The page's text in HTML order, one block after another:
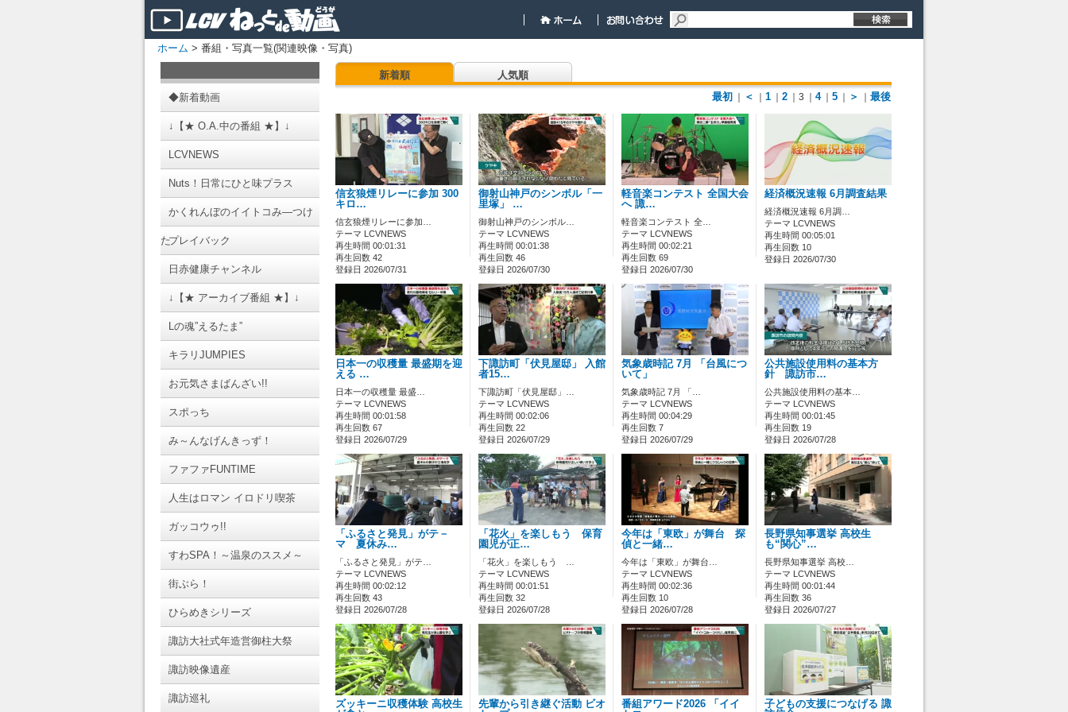
ホーム > 番組・写真一覧(関連映像・写真)
◆新着動画
↓【★ O.A.中の番組 ★】↓
LCVNEWS
Nuts！日常にひと味プラス
かくれんぼのイイトコみ―つけ
たプレイバック
日赤健康チャンネル
↓【★ アーカイブ番組 ★】↓
Lの魂”えるたま”
キラリJUMPIES
お元気さまばんざい!!
スポっち
み～んなげんきっず！
ファファFUNTIME
人生はロマン イロドリ喫茶
ガッコウゥ!!
すわSPA！～温泉のススメ～
街ぶら！
ひらめきシリーズ
諏訪大社式年造営御柱大祭
諏訪映像遺産
諏訪巡礼
新着順
人気順
最初
＜ 1 2 ｜3 4 5 ＞ 最後
信玄狼煙リレーに参加 300
キロ…
信玄狼煙リレーに参加…
テーマ LCVNEWS
再生時間 00:01:31
再生回数 42
登録日 2026/07/31
御射山神戸のシンボル「一
里塚」 …
御射山神戸のシンボル…
テーマ LCVNEWS
再生時間 00:01:38
再生回数 46
登録日 2026/07/30
軽音楽コンテスト 全国大会
へ 諏…
軽音楽コンテスト 全…
テーマ LCVNEWS
再生時間 00:02:21
再生回数 69
登録日 2026/07/30
経済概況速報 6月調査結果
経済概況速報 6月調…
テーマ LCVNEWS
再生時間 00:05:01
再生回数 10
登録日 2026/07/30
日本一の収穫量 最盛期を迎
える …
日本一の収穫量 最盛…
テーマ LCVNEWS
再生時間 00:01:58
再生回数 67
登録日 2026/07/29
下諏訪町「伏見屋邸」 入館
者15…
下諏訪町「伏見屋邸」…
テーマ LCVNEWS
再生時間 00:02:06
再生回数 22
登録日 2026/07/29
気象歳時記 7月 「台風につ
いて」
気象歳時記 7月 「…
テーマ LCVNEWS
再生時間 00:04:29
再生回数 7
登録日 2026/07/29
公共施設使用料の基本方
針 諏訪市…
公共施設使用料の基本…
テーマ LCVNEWS
再生時間 00:01:45
再生回数 19
登録日 2026/07/28
「ふるさと発見」がテ－
マ 夏休み…
「ふるさと発見」がテ…
テーマ LCVNEWS
再生時間 00:02:12
再生回数 43
登録日 2026/07/28
「花火」を楽しもう 保育
園児が正…
「花火」を楽しもう …
テーマ LCVNEWS
再生時間 00:01:51
再生回数 32
登録日 2026/07/28
今年は「東欧」が舞台 探
偵と一緒…
今年は「東欧」が舞台…
テーマ LCVNEWS
再生時間 00:02:36
再生回数 10
登録日 2026/07/28
長野県知事選挙 高校生
も“関心”…
長野県知事選挙 高校…
テーマ LCVNEWS
再生時間 00:01:44
再生回数 36
登録日 2026/07/27
ズッキーニ収穫体験 高校生
先輩から引き継ぐ活動 ビオ
番組アワード2026 「イイ
子どもの支援につなげる 諏